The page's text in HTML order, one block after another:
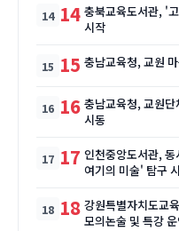
14 충북교육도서관, '
시작
15 충남교육청, 교원
16 충남교육청, 교원
시동
17 인천중앙도서관,
여기의 미술' 탐구
18 강원특별자치도교
모의논술 및 특강